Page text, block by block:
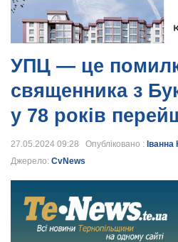
УПЦ — це
священника з
у 78 років
27.05.2024 09:28 Опубліковано :
Джерело: CvNews